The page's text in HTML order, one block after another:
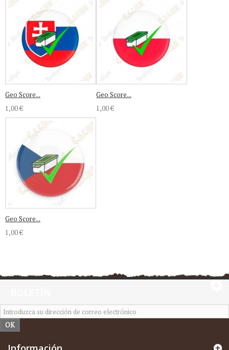
Geo Score...
1,00 €
Geo Score...
1,00 €
Geo Score...
1,00 €
OK